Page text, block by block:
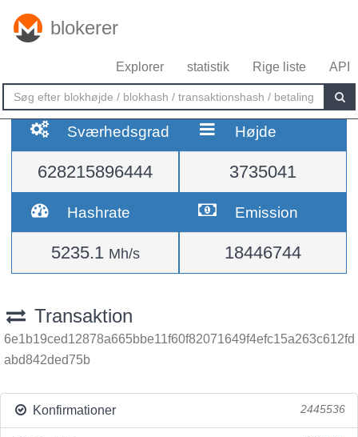
blokerer
Explorer statistik Rige liste API
Sværhedsgrad
628215896444
Højde
3735041
Hashrate
5235.1 Mh/s
Emission
18446744
Transaktion
6e1b19ced12878a665bbe11f60f82071649f4efc15a263c612fd
abd842ded75b
Konfirmationer 2445536